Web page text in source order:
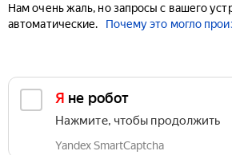
Нам очень жаль, но запросы с вашего
автоматические.
Почему это могло
Я не робот
Нажмите, чтобы продолжить
Yandex SmartCaptcha